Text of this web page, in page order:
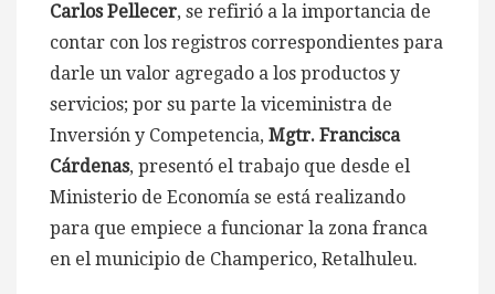
Carlos Pellecer, se refirió a la importancia de
contar con los registros correspondientes para
darle un valor agregado a los productos y
servicios; por su parte la viceministra de
Inversión y Competencia, Mgtr. Francisca
Cárdenas, presentó el trabajo que desde el
Ministerio de Economía se está realizando
para que empiece a funcionar la zona franca
en el municipio de Champerico, Retalhuleu.